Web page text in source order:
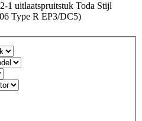
1 uitlaatspruitstuk Toda Stijl
Type R EP3/DC5)